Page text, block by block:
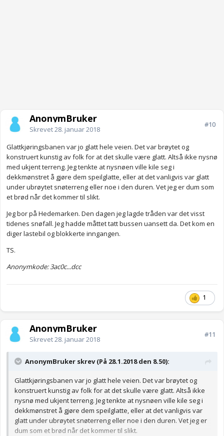
AnonymBruker
Skrevet28. januar 2018
#10
Glattkjøringsbanen var jo glatt hele veien. Det var brøytet og
konstruert kunstig av folk for at det skulle være glatt. Altså ikke nysnø
med ukjent terreng. Jeg tenkte at nysnøen ville kile seg i
dekkmønstret å gjøre dem speilglatte, eller at det vanligvis var glatt
under ubrøytet snøterreng eller noe i den duren. Vet jeg er dum som
et brød når det kommer til slikt.
Jeg bor på Hedemarken. Den dagen jeg lagde tråden var det visst
tidenes snøfall. Jeg hadde måttet tatt bussen uansett da. Det kom en
diger lastebil og blokkerte inngangen.
TS.
Anonymkode: 3ac0c...dcc
1
AnonymBruker
Skrevet28. januar 2018
#11
AnonymBruker skrev (På 28.1.2018 den 8.50):
Glattkjøringsbanen var jo glatt hele veien. Det var brøytet og
konstruert kunstig av folk for at det skulle være glatt. Altså ikke
nysnø med ukjent terreng. Jeg tenkte at nysnøen ville kile seg i
dekkmønstret å gjøre dem speilglatte, eller at det vanligvis var
glatt under ubrøytet snøterreng eller noe i den duren. Vet jeg er
dum som et brød når det kommer til slikt.